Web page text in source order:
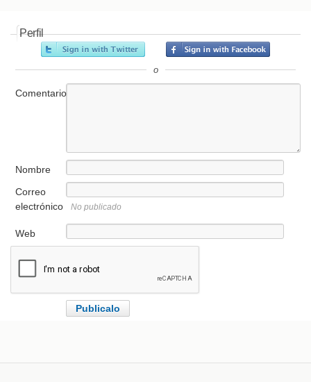
Perfil
o
Comentario
Nombre
Correo
electrónico
No publicado
Web